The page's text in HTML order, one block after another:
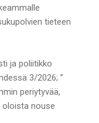
tieteen
ja poliitikko
3/2026; ”
periytyvää,
nouse